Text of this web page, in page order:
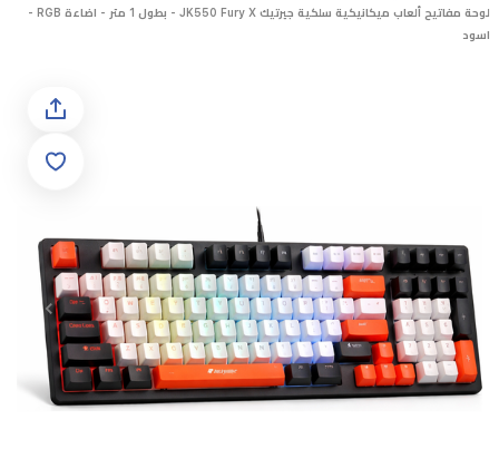
لوحة مفاتيح ألعاب ميكانيكية سلكية جيرتيك JK550 Fury X - بطول 1 متر - اضاءة RGB -
اسود